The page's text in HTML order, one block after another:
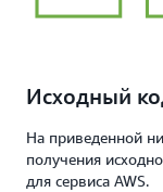
Исходный
На приведенной
получения
для сервиса AWS.